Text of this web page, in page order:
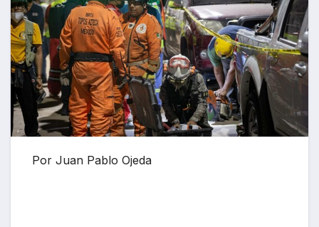
Por Juan Pablo Ojeda